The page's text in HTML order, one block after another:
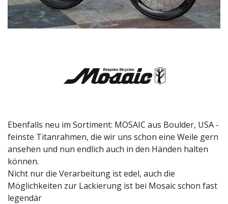
Ebenfalls neu im Sortiment: MOSAIC aus Boulder, USA -
feinste Titanrahmen, die wir uns schon eine Weile gern
ansehen und nun endlich auch in den Händen halten
können.
Nicht nur die Verarbeitung ist edel, auch die
Möglichkeiten zur Lackierung ist bei Mosaic schon fast
legendär